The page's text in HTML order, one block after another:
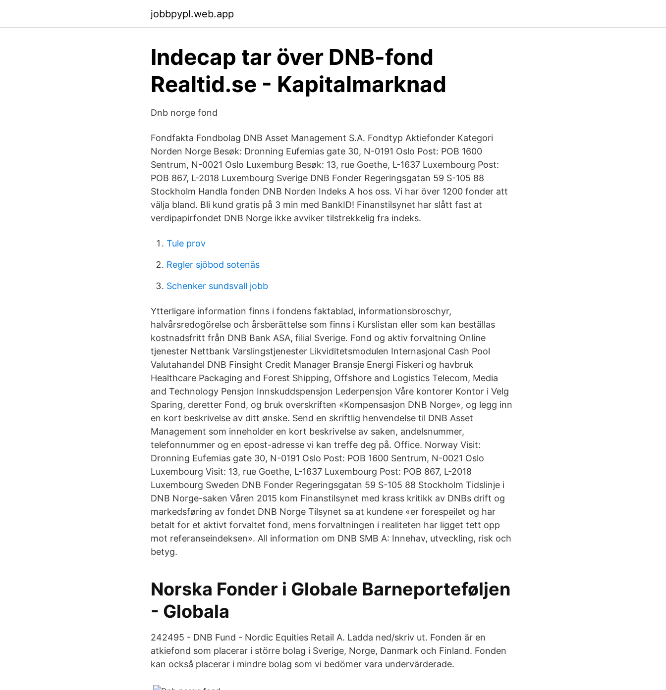
jobbpypl.web.app
Indecap tar över DNB-fond
Realtid.se - Kapitalmarknad
Dnb norge fond
Fondfakta Fondbolag DNB Asset Management S.A. Fondtyp Aktiefonder Kategori
Norden Norge Besøk: Dronning Eufemias gate 30, N-0191 Oslo Post: POB 1600
Sentrum, N-0021 Oslo Luxemburg Besøk: 13, rue Goethe, L-1637 Luxembourg Post:
POB 867, L-2018 Luxembourg Sverige DNB Fonder Regeringsgatan 59 S-105 88
Stockholm Handla fonden DNB Norden Indeks A hos oss. Vi har över 1200 fonder att
välja bland. Bli kund gratis på 3 min med BankID! Finanstilsynet har slått fast at
verdipapirfondet DNB Norge ikke avviker tilstrekkelig fra indeks.
Tule prov
Regler sjöbod sotenäs
Schenker sundsvall jobb
Ytterligare information finns i fondens faktablad, informationsbroschyr,
halvårsredogörelse och årsberättelse som finns i Kurslistan eller som kan beställas
kostnadsfritt från DNB Bank ASA, filial Sverige. Fond og aktiv forvaltning Online
tjenester Nettbank Varslingstjenester Likviditetsmodulen Internasjonal Cash Pool
Valutahandel DNB Finsight Credit Manager Bransje Energi Fiskeri og havbruk
Healthcare Packaging and Forest Shipping, Offshore and Logistics Telecom, Media
and Technology Pensjon Innskuddspensjon Lederpensjon Våre kontorer Kontor i Velg
Sparing, deretter Fond, og bruk overskriften «Kompensasjon DNB Norge», og legg inn
en kort beskrivelse av ditt ønske. Send en skriftlig henvendelse til DNB Asset
Management som inneholder en kort beskrivelse av saken, andelsnummer,
telefonnummer og en epost-adresse vi kan treffe deg på. Office. Norway Visit:
Dronning Eufemias gate 30, N-0191 Oslo Post: POB 1600 Sentrum, N-0021 Oslo
Luxembourg Visit: 13, rue Goethe, L-1637 Luxembourg Post: POB 867, L-2018
Luxembourg Sweden DNB Fonder Regeringsgatan 59 S-105 88 Stockholm Tidslinje i
DNB Norge-saken Våren 2015 kom Finanstilsynet med krass kritikk av DNBs drift og
markedsføring av fondet DNB Norge Tilsynet sa at kundene «er forespeilet og har
betalt for et aktivt forvaltet fond, mens forvaltningen i realiteten har ligget tett opp
mot referanseindeksen». All information om DNB SMB A: Innehav, utveckling, risk och
betyg.
Norska Fonder i Globale Barneporteføljen
- Globala
242495 - DNB Fund - Nordic Equities Retail A. Ladda ned/skriv ut. Fonden är en
atkiefond som placerar i större bolag i Sverige, Norge, Danmark och Finland. Fonden
kan också placerar i mindre bolag som vi bedömer vara undervärderade.